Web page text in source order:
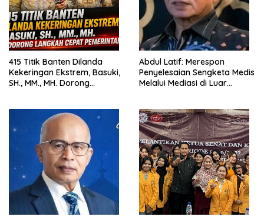
415 Titik Banten Dilanda
Kekeringan Ekstrem, Basuki,
SH., MM., MH. Dorong
Abdul Latif: Merespon
Penyelesaian Sengketa Medis
Melalui Mediasi di Luar